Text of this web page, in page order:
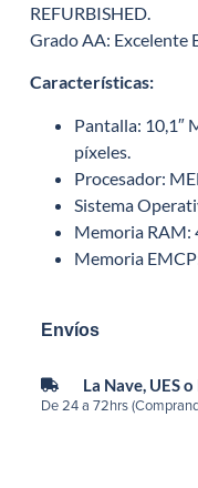
REFURBISHED.
Grado AA: Excelente
Características:
Pantalla: 10,1″
píxeles.
Procesador:
Sistema
Memoria RAM:
Memoria
Envíos
La Nave, UES
De 24 a 72hrs